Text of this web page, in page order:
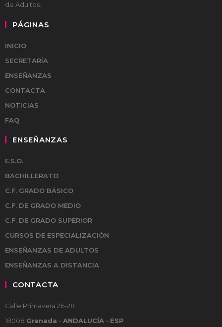
de Adultos.
PÁGINAS
INICIO
SECRETARÍA
ENSEÑANZAS
CONTACTA
NOTICIAS
FAQ
ENSEÑANZAS
E.S.O.
BACHILLERATO
C.F. GRADO BÁSICO
C.F. DE GRADO MEDIO
C.F. DE GRADO SUPERIOR
CURSOS DE ESPECIALIZACIÓN
ENSEÑANZAS DE ADULTOS
ENSEÑANZAS A DISTANCIA
CONTACTA
Calle Primavera 26-28
18008 Granada · ANDALUCÍA · ESP